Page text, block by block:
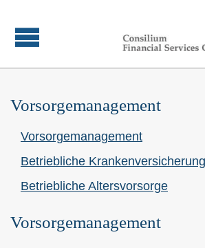
Vorsorgemanagement
Vorsorgemanagement
Betriebliche Kranken­ver­si­che­rung
Betriebliche Alters­vorsorge
Vorsorgemanagement